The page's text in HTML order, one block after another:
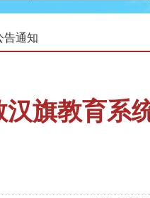
告通知
汉旗教育系